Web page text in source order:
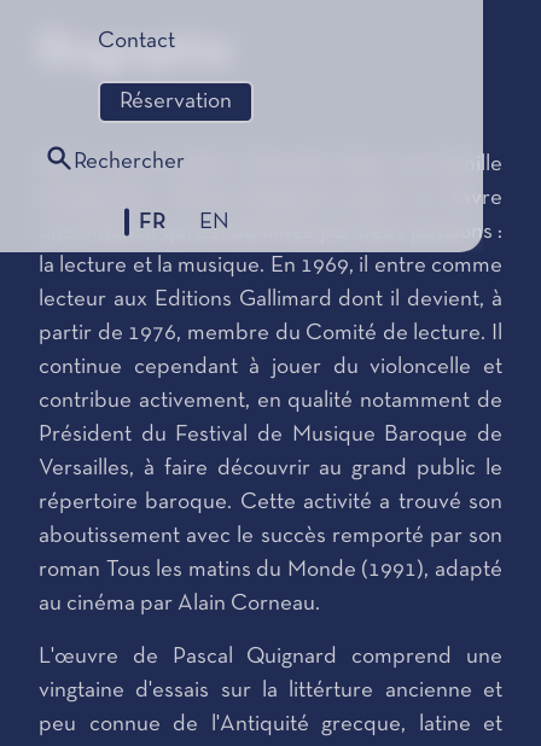
Contact
Réservation
Rechercher
FR EN
Biographie
Né le 3 avril 1948 à Verneuil, dans une famille
d'organistes, Pascal Quignard passe au Havre
une enfance qui est dominée par deux passions :
la lecture et la musique. En 1969, il entre comme
lecteur aux Editions Gallimard dont il devient, à
partir de 1976, membre du Comité de lecture. Il
continue cependant à jouer du violoncelle et
contribue activement, en qualité notamment de
Président du Festival de Musique Baroque de
Versailles, à faire découvrir au grand public le
répertoire baroque. Cette activité a trouvé son
aboutissement avec le succès remporté par son
roman Tous les matins du Monde (1991), adapté
au cinéma par Alain Corneau.
L'œuvre de Pascal Quignard comprend une
vingtaine d'essais sur la littérture ancienne et
peu connue de l'Antiquité grecque, latine et